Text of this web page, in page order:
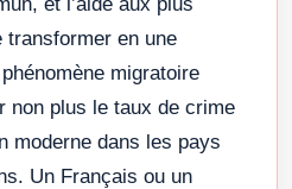
transformer en une
migratoire
non plus le taux de crime
moderne dans les pays
Un Français ou un